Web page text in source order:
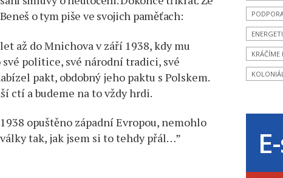
o tym piše ve svojich paměťach:
až do Mnichova v září 1938, kdy mu
politice, své národní tradici, své
pakt, obdobný jeho paktu s Polskem.
ctí a budeme na to vždy hrdi.
opuštěno západní Evropou, nemohlo
tak, jak jsem si to tehdy přál…”